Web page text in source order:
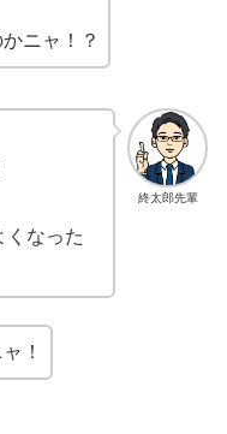
ニャ！？
終太郎先輩
くなった
！